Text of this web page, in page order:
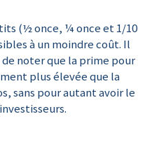
(½ once, ¼ once et 1/10
à un moindre coût. Il
noter que la prime pour
plus élevée que la
sans pour autant avoir le